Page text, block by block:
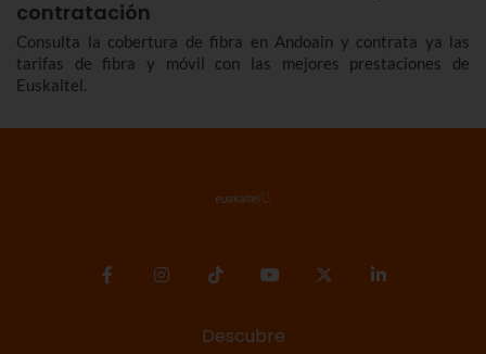
contratación
Consulta la cobertura de fibra en Andoain y contrata ya las
tarifas de fibra y móvil con las mejores prestaciones de
Euskaltel.
Descubre